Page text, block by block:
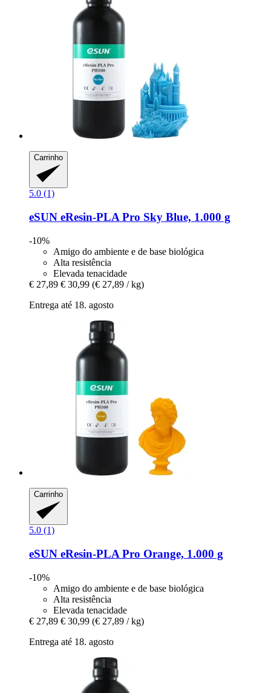
Carrinho
5.0 (1)
eSUN eResin-​PLA Pro Sky Blue, 1.000 g
-10%
Amigo do ambiente e de base biológica
Alta resistência
Elevada tenacidade
€ 27,89 € 30,99 (€ 27,89 / kg)
Entrega até 18. agosto
Carrinho
5.0 (1)
eSUN eResin-​PLA Pro Orange, 1.000 g
-10%
Amigo do ambiente e de base biológica
Alta resistência
Elevada tenacidade
€ 27,89 € 30,99 (€ 27,89 / kg)
Entrega até 18. agosto